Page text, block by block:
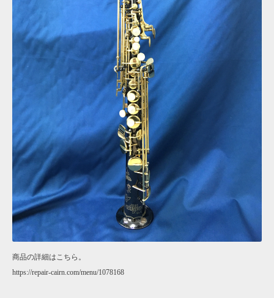
商品の詳細はこちら。
https://repair-cairn.com/menu/1078168